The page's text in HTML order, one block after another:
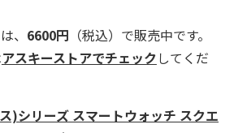
、 6600円 （税込）で販売中です。
アスキーストアでチェックしてくだ
)シリーズ スマートウォッチ スクエ